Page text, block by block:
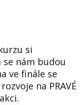
si
nám budou
ve finále se
na PRAVÉ